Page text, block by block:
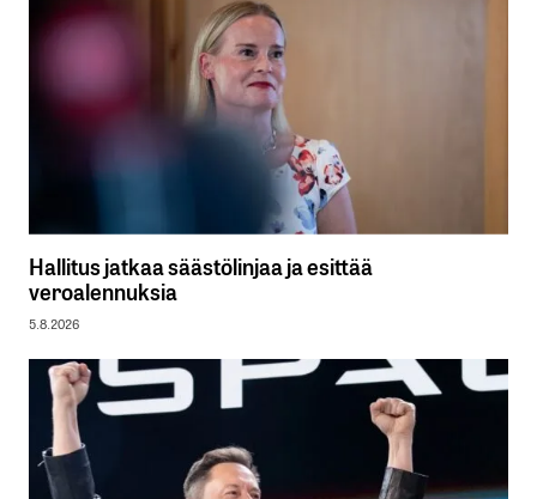
Hallitus jatkaa säästölinjaa ja esittää
veroalennuksia
5.8.2026